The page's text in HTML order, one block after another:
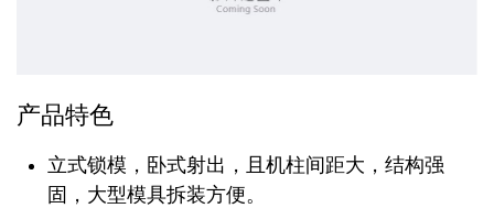
产品特色
立式锁模，卧式射出，且机柱间距大，结构强
固，大型模具拆装方便。